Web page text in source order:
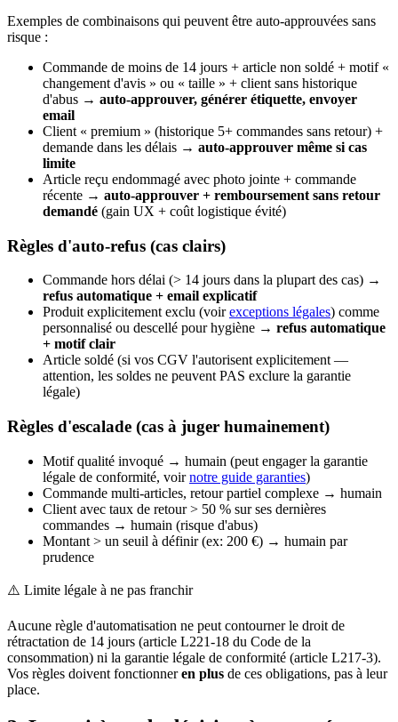
Exemples de combinaisons qui peuvent être auto-approuvées sans
risque :
Commande de moins de 14 jours + article non soldé + motif «
changement d'avis » ou « taille » + client sans historique
d'abus → auto-approuver, générer étiquette, envoyer
email
Client « premium » (historique 5+ commandes sans retour) +
demande dans les délais → auto-approuver même si cas
limite
Article reçu endommagé avec photo jointe + commande
récente → auto-approuver + remboursement sans retour
demandé (gain UX + coût logistique évité)
Règles d'auto-refus (cas clairs)
Commande hors délai (> 14 jours dans la plupart des cas) →
refus automatique + email explicatif
Produit explicitement exclu (voirexceptions légales) comme
personnalisé ou descellé pour hygiène → refus automatique
+ motif clair
Article soldé (si vos CGV l'autorisent explicitement —
attention, les soldes ne peuvent PAS exclure la garantie
légale)
Règles d'escalade (cas à juger humainement)
Motif qualité invoqué → humain (peut engager la garantie
légale de conformité, voirnotre guide garanties)
Commande multi-articles, retour partiel complexe → humain
Client avec taux de retour > 50 % sur ses dernières
commandes → humain (risque d'abus)
Montant > un seuil à définir (ex: 200 €) → humain par
prudence
⚠️ Limite légale à ne pas franchir
Aucune règle d'automatisation ne peut contourner le droit de
rétractation de 14 jours (article L221-18 du Code de la
consommation) ni la garantie légale de conformité (article L217-3).
Vos règles doivent fonctionneren plus de ces obligations, pas à leur
place.